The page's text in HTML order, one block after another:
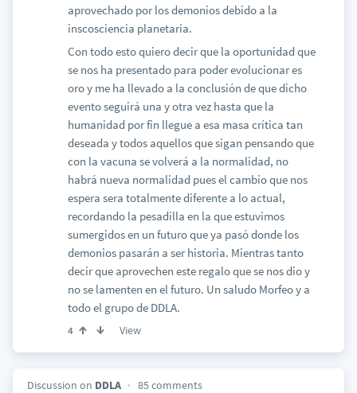
aprovechado por los demonios debido a la
inscosciencia planetaria.
Con todo esto quiero decir que la oportunidad que
se nos ha presentado para poder evolucionar es
oro y me ha llevado a la conclusión de que dicho
evento seguirá una y otra vez hasta que la
humanidad por fin llegue a esa masa crítica tan
deseada y todos aquellos que sigan pensando que
con la vacuna se volverá a la normalidad, no
habrá nueva normalidad pues el cambio que nos
espera sera totalmente diferente a lo actual,
recordando la pesadilla en la que estuvimos
sumergidos en un futuro que ya pasó donde los
demonios pasarán a ser historia. Mientras tanto
decir que aprovechen este regalo que se nos dio y
no se lamenten en el futuro. Un saludo Morfeo y a
todo el grupo de DDLA.
4 View
Discussion on DDLA 85 comments